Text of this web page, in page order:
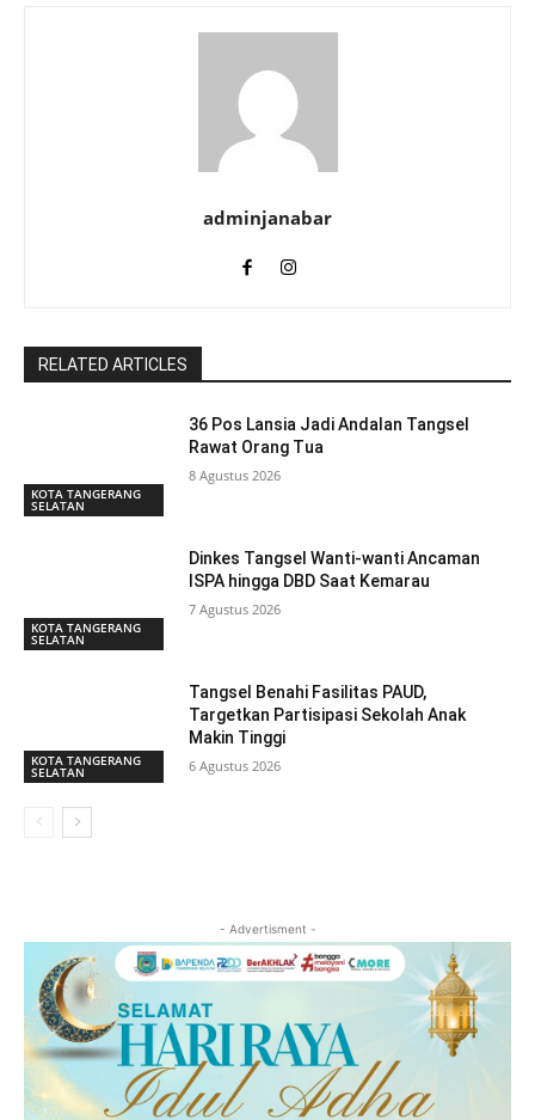
adminjanabar
RELATED ARTICLES
KOTA TANGERANG
SELATAN
36 Pos Lansia Jadi Andalan Tangsel
Rawat Orang Tua
8 Agustus 2026
KOTA TANGERANG
SELATAN
Dinkes Tangsel Wanti-wanti Ancaman
ISPA hingga DBD Saat Kemarau
7 Agustus 2026
KOTA TANGERANG
SELATAN
Tangsel Benahi Fasilitas PAUD,
Targetkan Partisipasi Sekolah Anak
Makin Tinggi
6 Agustus 2026
- Advertisment -